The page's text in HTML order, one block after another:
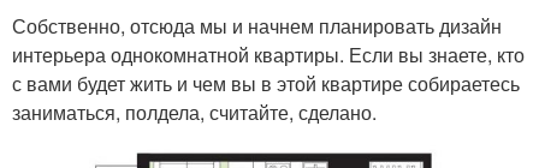
Собственно, отсюда мы и начнем планировать дизайн
интерьера однокомнатной квартиры. Если вы знаете, кто
с вами будет жить и чем вы в этой квартире собираетесь
заниматься, полдела, считайте, сделано.